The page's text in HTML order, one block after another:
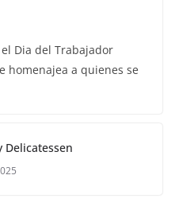
Dia del Trabajador
homenajea a quienes se
Delicatessen